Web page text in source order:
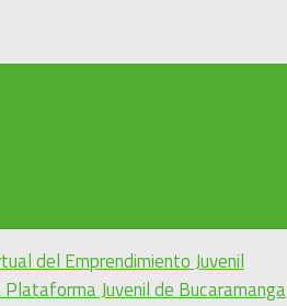
del Emprendimiento Juvenil
Juvenil de Bucaramanga